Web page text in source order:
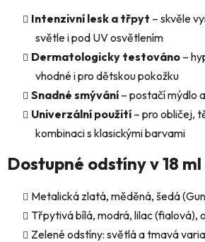
a
c
í
p
r
v
k
y
v
p
s
u
Intenzivní lesk a třpyt – skvěle
světle i pod UV osvětlením
Dermatologicky testováno –
vhodné i pro dětskou pokožku
Snadné smývání – postačí mýdlo
Univerzální použití – pro obličej,
kombinaci s klasickými barvami
Dostupné odstíny v 18
Metalická zlatá, měděná, šedá
Třpytivá bílá, modrá, lilac (fialová),
Zelené odstíny: světlá a tmavá